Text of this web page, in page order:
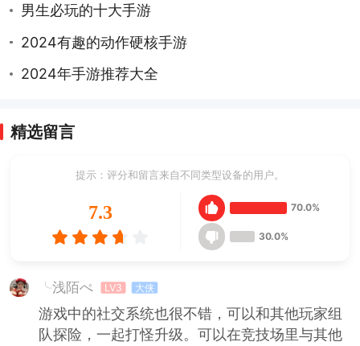
男生必玩的十大手游
2024有趣的动作硬核手游
2024年手游推荐大全
精选留言
提示：评分和留言来自不同类型设备的用户。
7.3 70.0%
30.0%
╰浅陌ぺ LV3 大侠
游戏中的社交系统也很不错，可以和其他玩家组
队探险，一起打怪升级。可以在竞技场里与其他